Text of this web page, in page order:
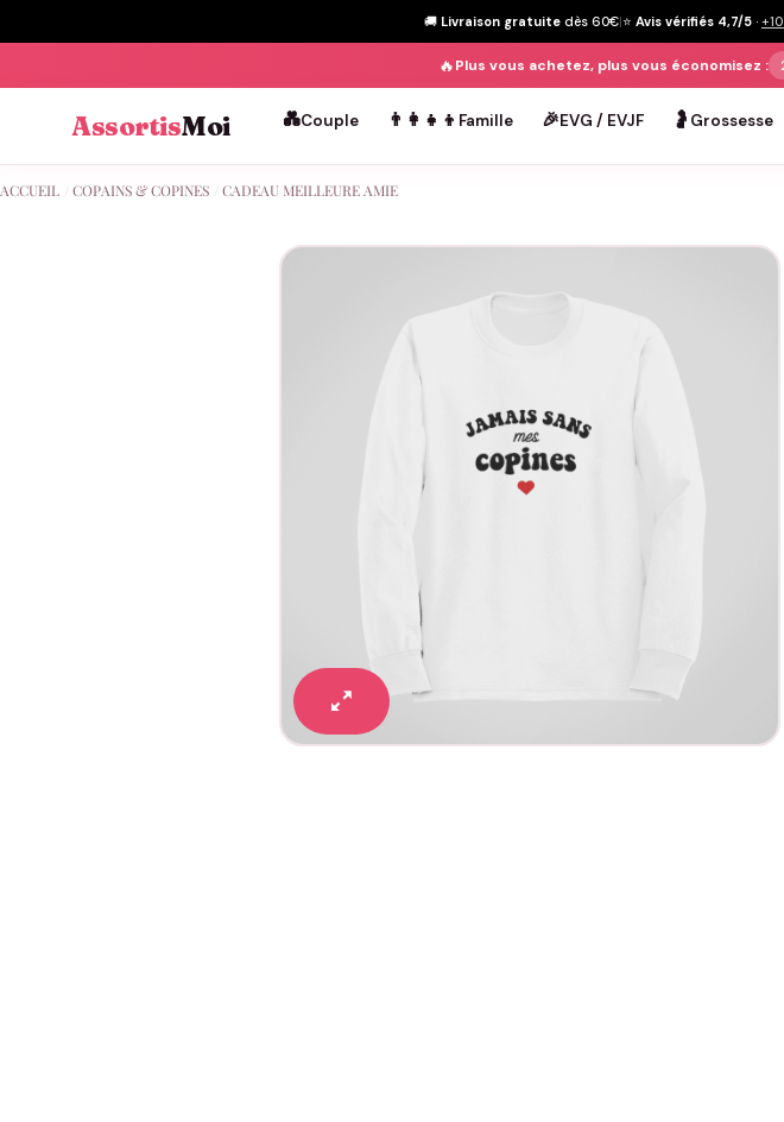
🚚 Livraison gratuite dès 60€|⭐ Avis vérifiés 4,7/5 ·
🔥Plus vous achetez, plus vous économisez :
AssortisMoi 💑Couple 👨‍👩‍👧‍👦 Famille 🎉EVG / EVJF 🤰 Grossesse
ACCUEIL COPAINS & COPINES CADEAU MEILLEURE AMIE